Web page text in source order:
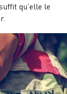
qu’elle le